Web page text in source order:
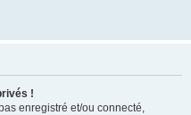
!
enregistré et/ou connecté,